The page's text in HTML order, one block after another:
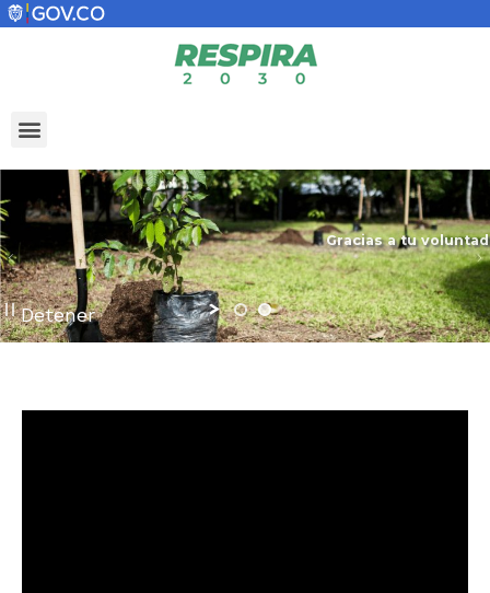
Gracias a tu voluntad
y esfuerzo hemos